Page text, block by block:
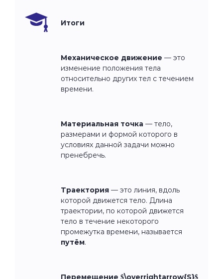
Итоги
Механическое движение — это
изменение положения тела
относительно других тел с течением
времени.
Материальная точка — тело,
размерами и формой которого в
условиях данной задачи можно
пренебречь.
Траектория — это линия, вдоль
которой движется тело. Длина
траектории, по которой движется
тело в течение некоторого
промежутка времени, называется
путём.
Перемещение $\overrightarrow{S}$